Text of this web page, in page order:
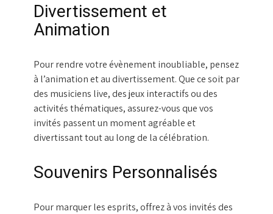
Divertissement et
Animation
Pour rendre votre évènement inoubliable, pensez
à l’animation et au divertissement. Que ce soit par
des musiciens live, des jeux interactifs ou des
activités thématiques, assurez-vous que vos
invités passent un moment agréable et
divertissant tout au long de la célébration.
Souvenirs Personnalisés
Pour marquer les esprits, offrez à vos invités des